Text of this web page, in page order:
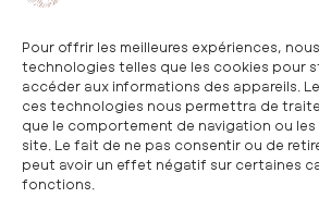
Pour offrir les meilleures expériences,
technologies telles que les cookies pour
accéder aux informations des appareils.
ces technologies nous permettra de
que le comportement de navigation ou les
site. Le fait de ne pas consentir ou de
peut avoir un effet négatif sur certaines
fonctions.
Nos collections
La Maison IDaime